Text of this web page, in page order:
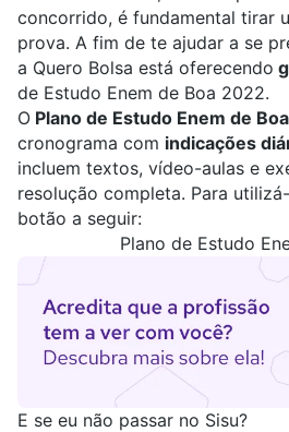
concorrido, é fundamental tirar
prova. A fim de te ajudar a se
a Quero Bolsa está oferecendo
de Estudo Enem de Boa 2022.
O Plano de Estudo Enem de
cronograma com indicações
incluem textos, vídeo-aulas e
resolução completa. Para
botão a seguir:
Plano de Estudo
E se eu não passar no Sisu?